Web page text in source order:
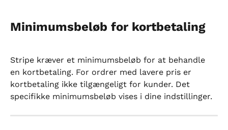
Minimumsbeløb for kortbetaling
Stripe kræver et minimumsbeløb for at behandle
en kortbetaling. For ordrer med lavere pris er
kortbetaling ikke tilgængeligt for kunder. Det
specifikke minimumsbeløb vises i dine indstillinger.